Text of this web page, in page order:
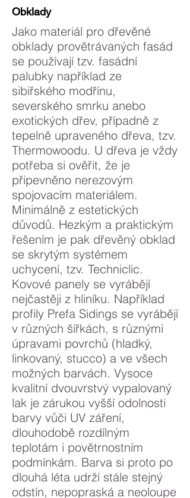
Obklady
Jako materiál pro dřevěné
obklady provětrávaných fasád
se používají tzv. fasádní
palubky například ze
sibiřského modřínu,
severského smrku anebo
exotických dřev, případně z
tepelně upraveného dřeva, tzv.
Thermowoodu. U dřeva je vždy
potřeba si ověřit, že je
připevněno nerezovým
spojovacím materiálem.
Minimálně z estetických
důvodů. Hezkým a praktickým
řešením je pak dřevěný obklad
se skrytým systémem
uchycení, tzv. Techniclic.
Kovové panely se vyrábějí
nejčastěji z hliníku. Například
profily Prefa Sidings se vyrábějí
v různých šířkách, s různými
úpravami povrchů (hladký,
linkovaný, stucco) a ve všech
možných barvách. Vysoce
kvalitní dvouvrstvý vypalovaný
lak je zárukou vyšší odolnosti
barvy vůči UV záření,
dlouhodobě rozdílným
teplotám i povětrnostním
podmínkám. Barva si proto po
dlouhá léta udrží stále stejný
odstín, nepopraská a neoloupe